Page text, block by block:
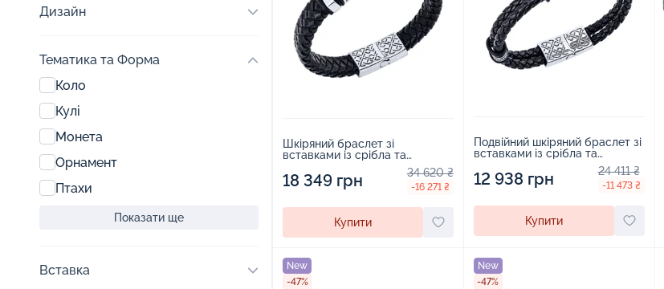
Дизайн
Тематика та Форма
Коло
Кулі
Монета
Орнамент
Птахи
Показати ще
Вставка
Шкіряний браслет зі
вставками із срібла та
18 349 грн 34 620 ₴
-16 271 ₴
Купити
Подвійний шкіряний браслет зі
вставками із срібла та
12 938 грн 24 411 ₴
-11 473 ₴
Купити
New
-47%
New
-47%